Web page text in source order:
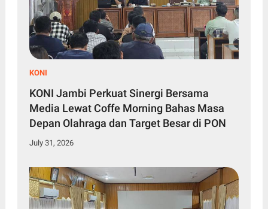
KONI
KONI Jambi Perkuat Sinergi Bersama
Media Lewat Coffe Morning Bahas Masa
Depan Olahraga dan Target Besar di PON
July 31, 2026